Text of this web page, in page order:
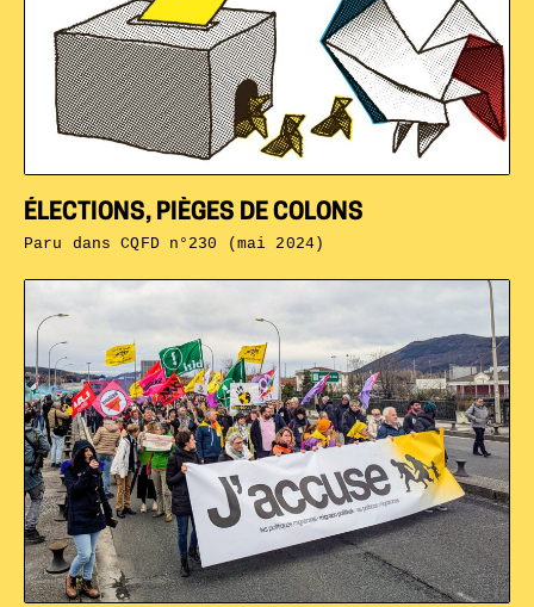
ÉLECTIONS, PIÈGES DE COLONS
Paru dansCQFD n°230 (mai 2024)